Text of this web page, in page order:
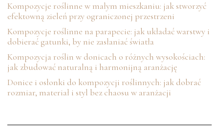
Kompozycje roślinne w małym mieszkaniu: jak stworzyć
efektowną zieleń przy ograniczonej przestrzeni
Kompozycje roślinne na parapecie: jak układać warstwy i
dobierać gatunki, by nie zasłaniać światła
Kompozycja roślin w donicach o różnych wysokościach:
jak zbudować naturalną i harmonijną aranżację
Donice i osłonki do kompozycji roślinnych: jak dobrać
rozmiar, materiał i styl bez chaosu w aranżacji